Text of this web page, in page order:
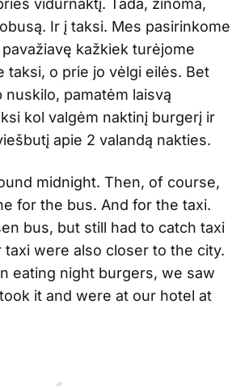
vidurnaktį. Tada, žinoma,
Ir į taksi. Mes pasirinkome
kažkiek turėjome
taksi, o prie jo vėlgi eilės. Bet
nuskilo, pamatėm laisvą
kol valgėm naktinį burgerį ir
apie 2 valandą nakties.
midnight. Then, of course,
for the bus. And for the taxi.
bus, but still had to catch taxi
taxi were also closer to the city.
eating night burgers, we saw
it and were at our hotel at